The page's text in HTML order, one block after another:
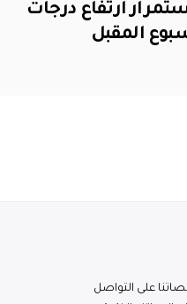
ارتفاع درجات
المقبل
على التواصل